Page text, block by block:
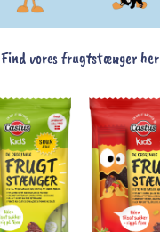
Find vores frugtstænger her